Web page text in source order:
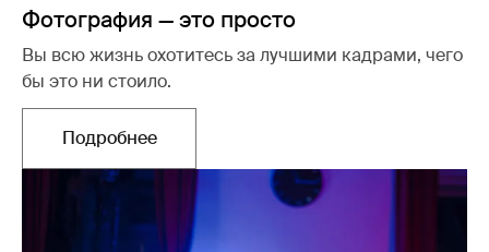
Фотография — это просто
Вы всю жизнь охотитесь за лучшими кадрами, чего
бы это ни стоило.
ПодробнееОткрывается в новой вкладке